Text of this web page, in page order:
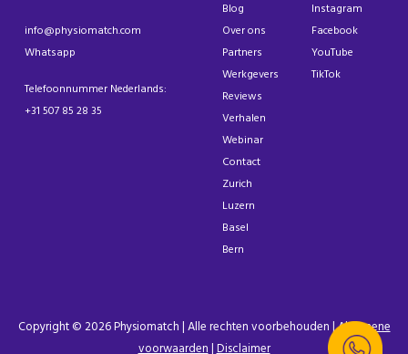
info@physiomatch.com
Whatsapp
Telefoonnummer Nederlands:
+31 507 85 28 35
Blog
Over ons
Partners
Werkgevers
Reviews
Verhalen
Webinar
Contact
Zurich
Luzern
Basel
Bern
Instagram
Facebook
YouTube
TikTok
Copyright © 2026 Physiomatch | Alle rechten voorbehouden |Algemene
voorwaarden | Disclaimer